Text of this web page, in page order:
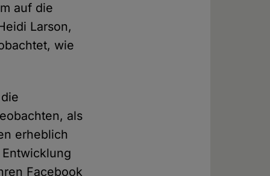
auf die
Larson,
wie
als
erheblich
Facebook